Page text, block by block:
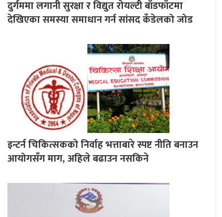
दुर्गममा लगानी सुरक्षा र विद्युत रोयल्टी बाँडफाँटमा
देखिएका समस्या समाधान गर्न सांसद कँडेलको जोड
इन्टर्न चिकित्सकको निर्वाह भत्ताबारे स्पष्ट नीति बनाउन
आयोगसँग माग, अहिले बढाउन नसकिने